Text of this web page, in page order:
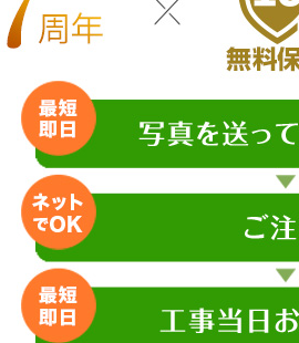
新松戸
平ハイツ
ペリア松戸秋山ウエスト
山駅前
フロント
ンション
ーロ
レーレ松戸六高台フィリア